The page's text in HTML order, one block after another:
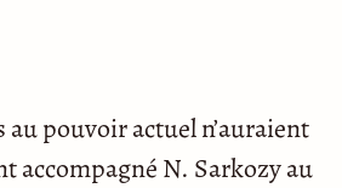
pouvoir actuel n’auraient
accompagné N. Sarkozy au